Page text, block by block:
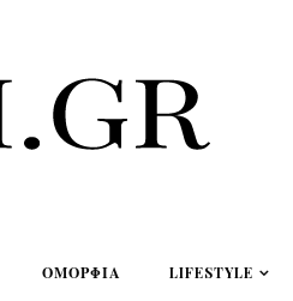
ΟΜΟΡΦΙΆ LIFESTYLE